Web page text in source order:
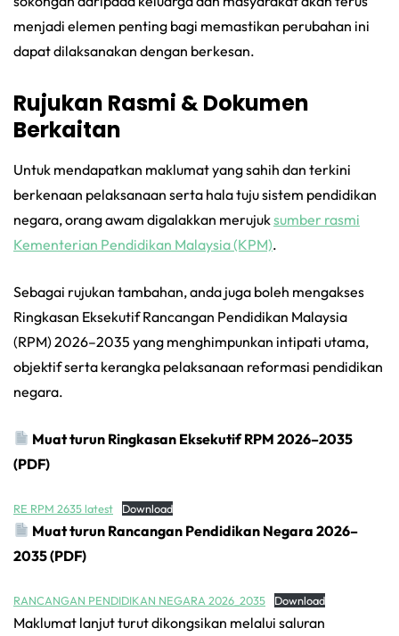
menjadi elemen penting bagi memastikan perubahan ini
dapat dilaksanakan dengan berkesan.
Rujukan Rasmi & Dokumen
Berkaitan
Untuk mendapatkan maklumat yang sahih dan terkini
berkenaan pelaksanaan serta hala tuju sistem pendidikan
negara, orang awam digalakkan merujuksumber rasmi
Kementerian Pendidikan Malaysia (KPM).
Sebagai rujukan tambahan, anda juga boleh mengakses
Ringkasan Eksekutif Rancangan Pendidikan Malaysia
(RPM) 2026–2035 yang menghimpunkan intipati utama,
objektif serta kerangka pelaksanaan reformasi pendidikan
negara.
Muat turun Ringkasan Eksekutif RPM 2026–2035
(PDF)
RE RPM 2635 latest Download
Muat turun Rancangan Pendidikan Negara 2026–
2035 (PDF)
RANCANGAN PENDIDIKAN NEGARA 2026_2035 Download
Maklumat lanjut turut dikongsikan melalui saluran